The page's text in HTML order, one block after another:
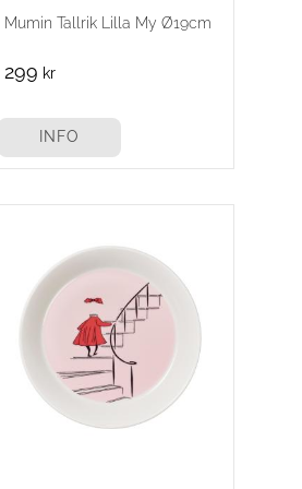
Mumin Tallrik Lilla My Ø19cm
299 kr
INFO